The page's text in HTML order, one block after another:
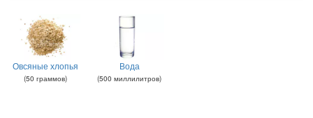
Овсяные хлопья
(50 граммов)
Вода
(500 миллилитров)